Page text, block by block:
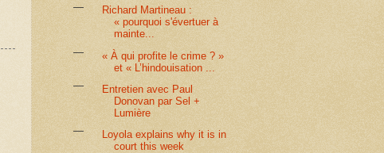
Richard Martineau :
« pourquoi s'évertuer à
mainte...
« À qui profite le crime ? »
et « L’hindouisation ...
Entretien avec Paul
Donovan par Sel +
Lumière
Loyola explains why it is in
court this week